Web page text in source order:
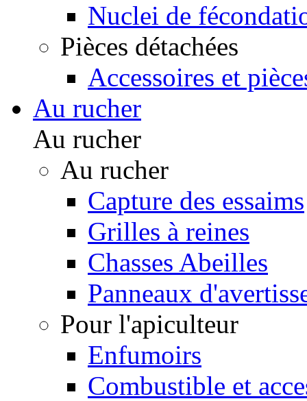
Nuclei de
Pièces détachées
Accessoires et
Au rucher
Au rucher
Au rucher
Capture des essaims
Grilles à reines
Chasses Abeilles
Panneaux
Pour l'apiculteur
Enfumoirs
Combustible et